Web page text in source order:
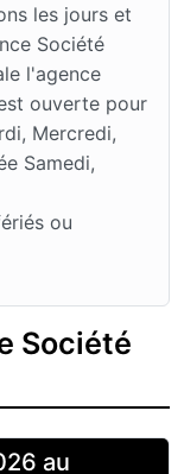
les jours et
Société
l'agence
ouverte pour
Mercredi,
Samedi,
ou
Société
au